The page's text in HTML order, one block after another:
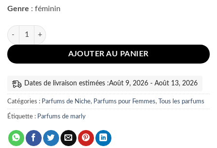
Genre : féminin
quantité de Oriana Parfums de Marly
AJOUTER AU PANIER
Dates de livraison estimées :Août 9, 2026 - Août 13, 2026
Catégories : Parfums de Niche, Parfums pour Femmes, Tous les parfums
Étiquette : Parfums de marly